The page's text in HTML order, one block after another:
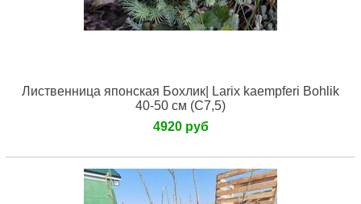
Лиственница японская Бохлик| Larix kaempferi Bohlik
40-50 см (С7,5)
4920 руб